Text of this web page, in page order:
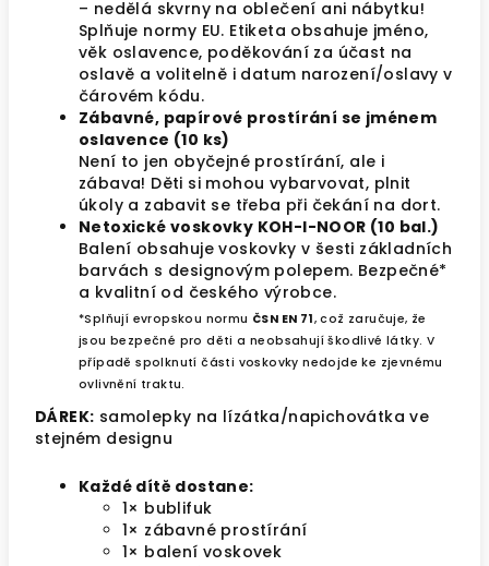
– nedělá skvrny na oblečení ani nábytku!
Splňuje normy EU. Etiketa obsahuje jméno,
věk oslavence, poděkování za účast na
oslavě a volitelně i datum narození/oslavy v
čárovém kódu.
Zábavné, papírové prostírání se jménem
oslavence (10 ks)
Není to jen obyčejné prostírání, ale i
zábava! Děti si mohou vybarvovat, plnit
úkoly a zabavit se třeba při čekání na dort.
Netoxické voskovky KOH-I-NOOR (10 bal.)
Balení obsahuje voskovky v šesti základních
barvách s designovým polepem. Bezpečné*
a kvalitní od českého výrobce.
*Splňují evropskou normu ČSN EN 71, což zaručuje, že
jsou bezpečné pro děti a neobsahují škodlivé látky. V
případě spolknutí části voskovky nedojde ke zjevnému
ovlivnění traktu.
DÁREK: samolepky na lízátka/napichovátka ve
stejném designu
Každé dítě dostane:
1× bublifuk
1× zábavné prostírání
1× balení voskovek